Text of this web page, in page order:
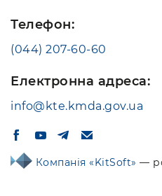
Телефон:
(044) 207-60-60
Електронна адреса:
info@kte.kmda.gov.ua
Компанія «KitSoft» —